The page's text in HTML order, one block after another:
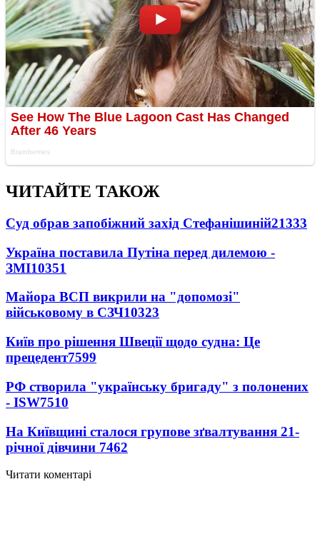
ЧИТАЙТЕ ТАКОЖ
Суд обрав запобіжний захід Стефанішиній21333
Україна поставила Путіна перед дилемою -
ЗМІ10351
Майора ВСП викрили на "допомозі"
військовому в СЗЧ10323
Київ про рішення Швеції щодо судна: Це
прецедент7599
РФ створила "українську бригаду" з полонених
- ISW7510
На Київщині сталося групове зґвалтування 21-
річної дівчини 7462
Читати коментарі